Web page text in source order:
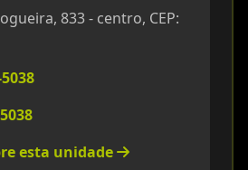
833 - centro, CEP:
esta unidade